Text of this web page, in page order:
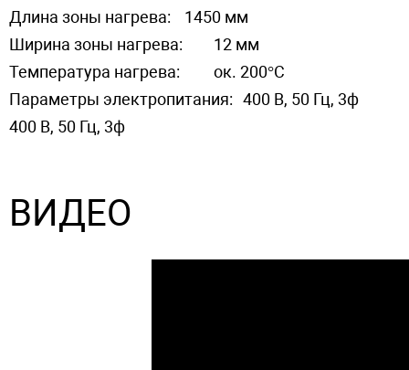
Длина зоны нагрева:
1450 мм
Ширина зоны нагрева:
12 мм
Температура нагрева:
ок. 200°С
Параметры электропитания: 400 В, 50 Гц, 3ф
400 В, 50 Гц, 3ф
ВИДЕО